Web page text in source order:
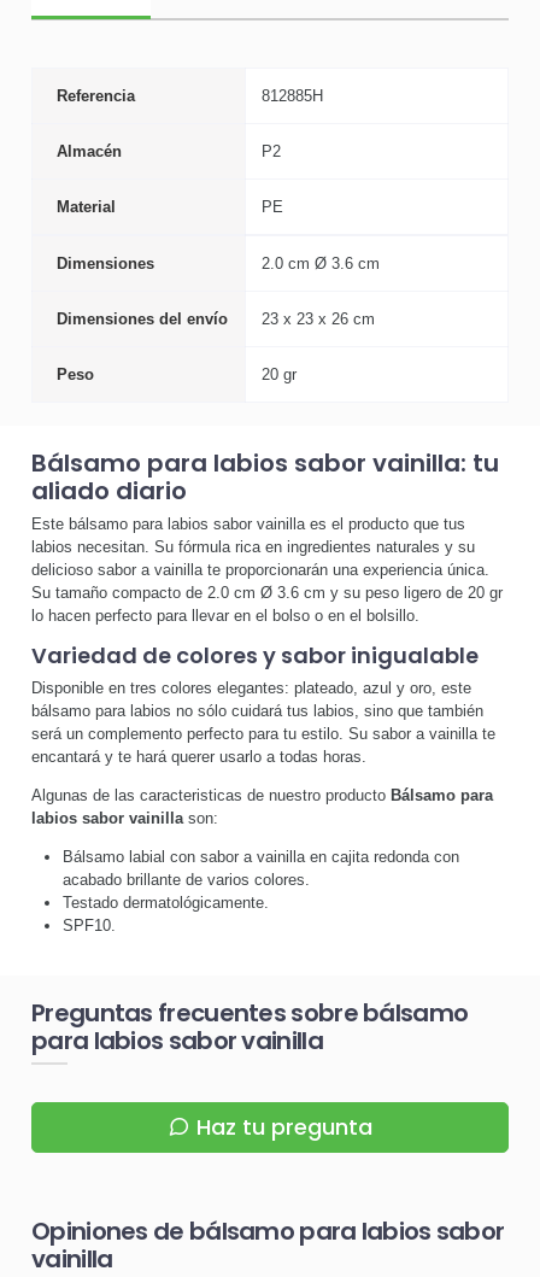
Referencia 812885H
Almacén P2
Material PE
Dimensiones 2.0 cm Ø 3.6 cm
Dimensiones del envío 23 x 23 x 26 cm
Peso 20 gr
Bálsamo para labios sabor vainilla: tu
aliado diario
Este bálsamo para labios sabor vainilla es el producto que tus
labios necesitan. Su fórmula rica en ingredientes naturales y su
delicioso sabor a vainilla te proporcionarán una experiencia única.
Su tamaño compacto de 2.0 cm Ø 3.6 cm y su peso ligero de 20 gr
lo hacen perfecto para llevar en el bolso o en el bolsillo.
Variedad de colores y sabor inigualable
Disponible en tres colores elegantes: plateado, azul y oro, este
bálsamo para labios no sólo cuidará tus labios, sino que también
será un complemento perfecto para tu estilo. Su sabor a vainilla te
encantará y te hará querer usarlo a todas horas.
Algunas de las caracteristicas de nuestro producto Bálsamo para
labios sabor vainilla son:
Bálsamo labial con sabor a vainilla en cajita redonda con
acabado brillante de varios colores.
Testado dermatológicamente.
SPF10.
Preguntas frecuentes sobre bálsamo
para labios sabor vainilla
Haz tu pregunta
Opiniones de bálsamo para labios sabor
vainilla